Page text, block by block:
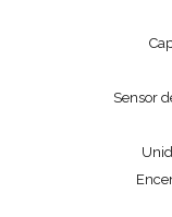
Sensor